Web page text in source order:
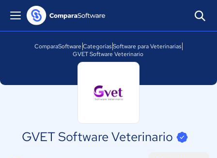
ComparaSoftware CategoríasSoftware para Veterinarias
GVET Software Veterinario
GVET Software Veterinario